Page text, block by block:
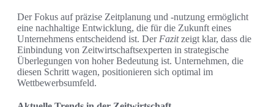
Der Fokus auf präzise Zeitplanung und -nutzung ermöglicht
eine nachhaltige Entwicklung, die für die Zukunft eines
Unternehmens entscheidend ist. Der Fazitzeigt klar, dass die
Einbindung von Zeitwirtschaftsexperten in strategische
Überlegungen von hoher Bedeutung ist. Unternehmen, die
diesen Schritt wagen, positionieren sich optimal im
Wettbewerbsumfeld.